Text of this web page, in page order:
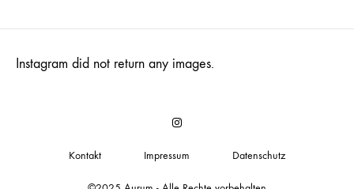
Instagram did not return any images.
Insta
Kontakt Impressum Datenschutz